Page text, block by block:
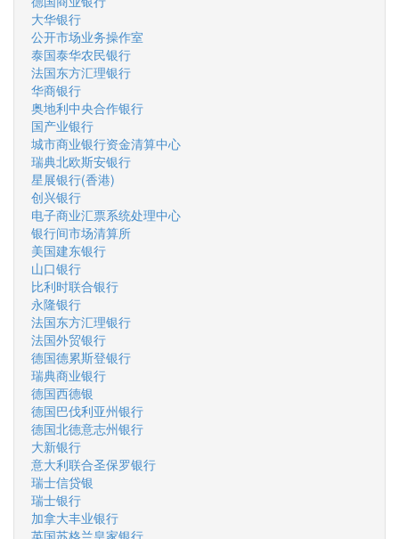
大华银行
公开市场业务操作室
泰国泰华农民银行
法国东方汇理银行
华商银行
奥地利中央合作银行
国产业银行
城市商业银行资金清算中心
瑞典北欧斯安银行
星展银行(香港)
创兴银行
电子商业汇票系统处理中心
银行间市场清算所
美国建东银行
山口银行
比利时联合银行
永隆银行
法国东方汇理银行
法国外贸银行
德国德累斯登银行
瑞典商业银行
德国西德银
德国巴伐利亚州银行
德国北德意志州银行
大新银行
意大利联合圣保罗银行
瑞士信贷银
瑞士银行
加拿大丰业银行
英国苏格兰皇家银行